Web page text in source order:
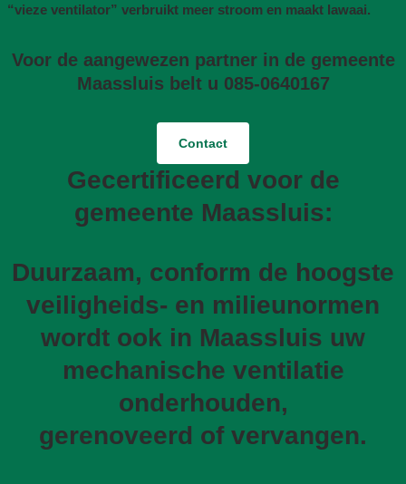
“vieze ventilator” verbruikt meer stroom en maakt lawaai.
Voor de aangewezen partner in de gemeente
Maassluis belt u 085-0640167
Contact
Gecertificeerd voor de
gemeente Maassluis:
Duurzaam, conform de hoogste
veiligheids- en milieunormen
wordt ook in Maassluis uw
mechanische ventilatie
onderhouden,
gerenoveerd of vervangen.